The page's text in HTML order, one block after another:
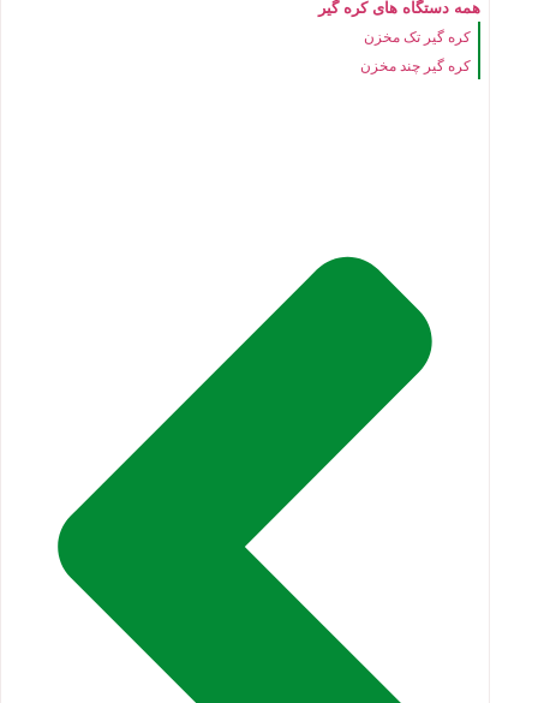
همه دستگاه های کره گیر
کره گیر تک مخزن
کره گیر چند مخزن